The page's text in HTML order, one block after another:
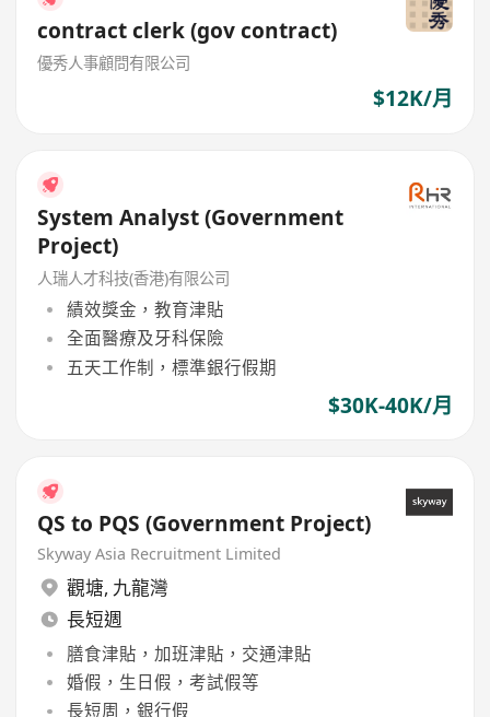
contract clerk (gov contract)
優秀人事顧問有限公司
$12K/月
System Analyst (Government
Project)
人瑞人才科技(香港)有限公司
績效獎金，教育津貼
全面醫療及牙科保險
五天工作制，標準銀行假期
$30K-40K/月
QS to PQS (Government Project)
Skyway Asia Recruitment Limited
觀塘, 九龍灣
長短週
膳食津貼，加班津貼，交通津貼
婚假，生日假，考試假等
長短周，銀行假